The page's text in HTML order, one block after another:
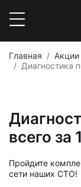
Главная
Акции
Диагностика
всего за
Пройдите
сети наших СТО!